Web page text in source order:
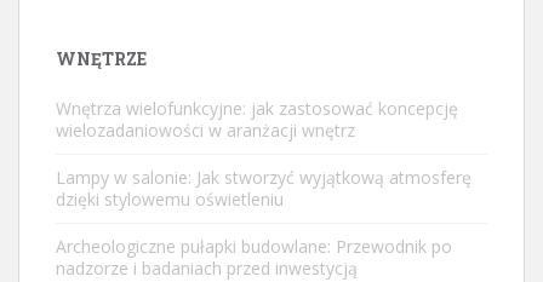
WNĘTRZE
Wnętrza wielofunkcyjne: jak zastosować koncepcję
wielozadaniowości w aranżacji wnętrz
Lampy w salonie: Jak stworzyć wyjątkową atmosferę
dzięki stylowemu oświetleniu
Archeologiczne pułapki budowlane: Przewodnik po
nadzorze i badaniach przed inwestycją